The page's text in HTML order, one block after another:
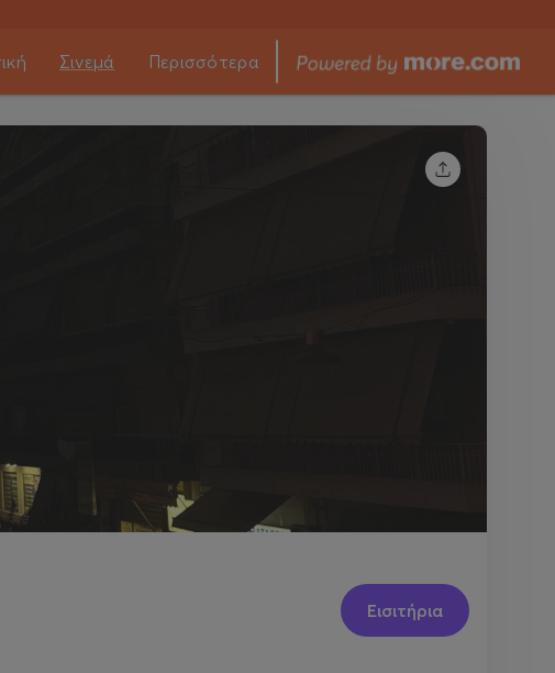
Σινεμά Περισσότερα
Εισιτήρια